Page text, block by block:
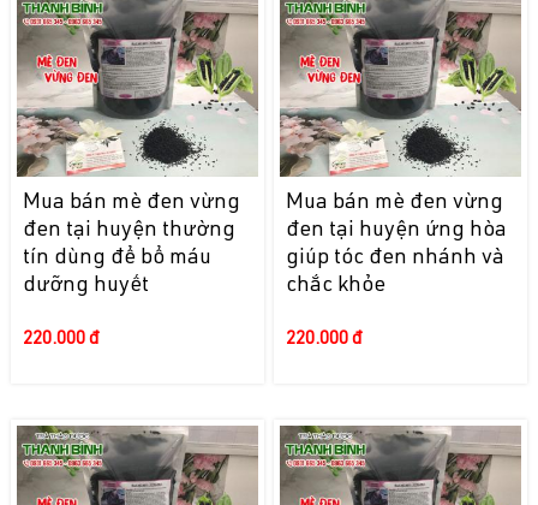
Mua bán mè đen vừng
đen tại huyện thường
tín dùng để bổ máu
dưỡng huyết
220.000 đ
Mua bán mè đen vừng
đen tại huyện ứng hòa
giúp tóc đen nhánh và
chắc khỏe
220.000 đ